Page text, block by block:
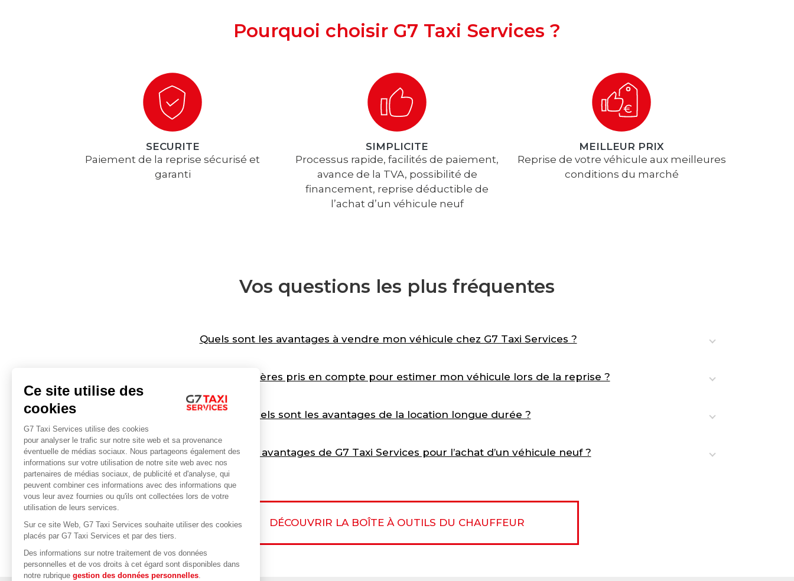
Ce site utilise des
cookies
G7 Taxi Services utilise des cookies
pour analyser le trafic sur notre site web et sa provenance
éventuelle de médias sociaux. Nous partageons également des
informations sur votre utilisation de notre site web avec nos
partenaires de médias sociaux, de publicité et d'analyse, qui
peuvent combiner ces informations avec des informations que
vous leur avez fournies ou qu'ils ont collectées lors de votre
utilisation de leurs services.
Sur ce site Web, G7 Taxi Services souhaite utiliser des cookies
placés par G7 Taxi Services et par des tiers.
Des informations sur notre traitement de vos données
personnelles et de vos droits à cet égard sont disponibles dans
notre rubrique gestion des données personnelles
Pourquoi choisir G7 Taxi Services ?
SECURITE
Paiement de la reprise sécurisé et
garanti
SIMPLICITE
Processus rapide, facilités de paiement,
avance de la TVA, possibilité de
financement, reprise déductible de
l’achat d’un véhicule neuf
MEILLEUR PRIX
Reprise de votre véhicule aux meilleures
conditions du marché
Vos questions les plus fréquentes
Quels sont les avantages à vendre mon véhicule chez G7 Taxi Services ?
Quels sont les critères pris en compte pour estimer mon véhicule lors de la reprise ?
Quels sont les avantages de la location longue durée ?
Quels sont les avantages de G7 Taxi Services pour l’achat d’un véhicule neuf ?
DÉCOUVRIR LA BOÎTE À OUTILS DU CHAUFFEUR